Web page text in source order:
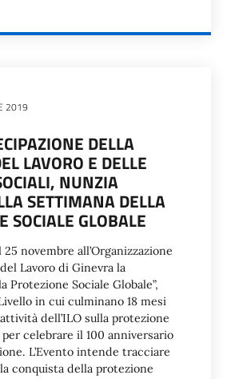
2019
DELLA
LAVORO E DELLE
NUNZIA
SETTIMANA DELLA
SOCIALE GLOBALE
25 novembre all’Organizzazione
Lavoro di Ginevra la
Protezione Sociale Globale”,
in cui culminano 18 mesi
dell’ILO sulla protezione
celebrare il 100 anniversario
L’Evento intende tracciare
conquista della protezione